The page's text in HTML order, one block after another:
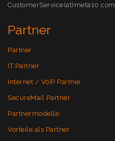
CustomerService(at)meta10.com
Partner
Partner
IT Partner
Internet / VoIP Partner
SecureMail Partner
Partnermodelle
Vorteile als Partner